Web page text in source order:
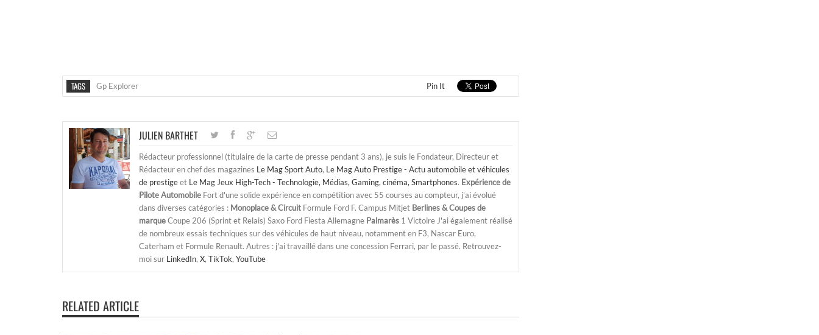
TAGS Gp Explorer Pin It
JULIEN BARTHET
Rédacteur professionnel (titulaire de la carte de presse pendant 3 ans), je suis le Fondateur, Directeur et
Rédacteur en chef des magazines Le Mag Sport Auto, Le Mag Auto Prestige - Actu automobile et véhicules
de prestigeet Le Mag Jeux High-Tech - Technologie, Médias, Gaming, cinéma, Smartphones. Expérience de
Pilote Automobile Fort d'une solide expérience en compétition avec 55 courses au compteur, j'ai évolué
dans diverses catégories : Monoplace & Circuit Formule Ford F. Campus Mitjet Berlines & Coupes de
marqueCoupe 206 (Sprint et Relais) Saxo Ford Fiesta Allemagne Palmarès 1 Victoire J'ai également réalisé
de nombreux essais techniques sur des véhicules de haut niveau, notamment en F3, Nascar Euro,
Caterham et Formule Renault. Autres : j'ai travaillé dans une concession Ferrari, par le passé. Retrouvez-
moi sur LinkedIn, X, TikTok, YouTube
RELATED ARTICLE